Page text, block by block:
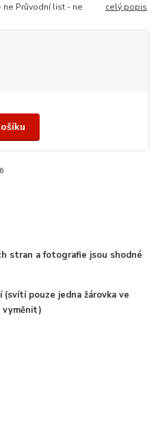
- ne Průvodní list - ne celý popis
stran a fotografie jsou shodné
pouze jedna žárovka ve
vyměnit)